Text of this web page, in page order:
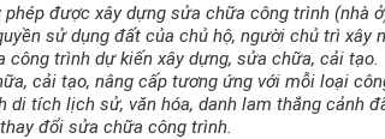
được xây dựng sửa chữa công trình (nhà
sử dụng đất của chủ hộ, người chủ trì xây
công trình dự kiến xây dựng, sửa chữa, cải tạo.
cải tạo, nâng cấp tương ứng với mỗi loại
di tích lịch sử, văn hóa, danh lam thắng cảnh
đổi sửa chữa công trình.